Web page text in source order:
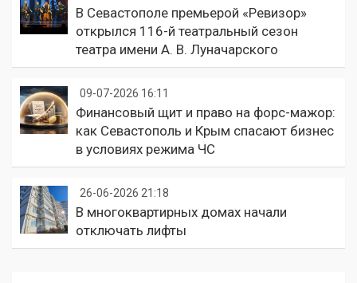
В Севастополе премьерой «Ревизор»
открылся 116-й театральный сезон
театра имени А. В. Луначарского
09-07-2026 16:11
Финансовый щит и право на форс-мажор:
как Севастополь и Крым спасают бизнес
в условиях режима ЧС
26-06-2026 21:18
В многоквартирных домах начали
отключать лифты